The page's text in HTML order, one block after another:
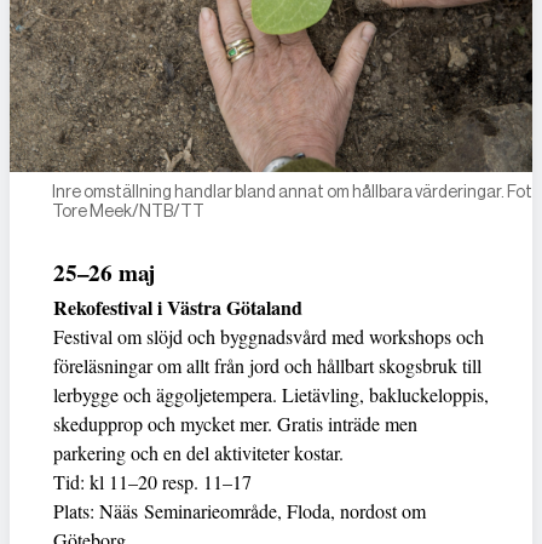
Inre omställning handlar bland annat om hållbara värderingar.
Tore Meek/NTB/TT
25–26 maj
Rekofestival i Västra Götaland
Festival om slöjd och byggnadsvård med workshops och
föreläsningar om allt från jord och hållbart skogsbruk till
lerbygge och äggoljetempera. Lietävling, bakluckeloppis,
skedupprop och mycket mer. Gratis inträde men
parkering och en del aktiviteter kostar.
Tid: kl 11–20 resp. 11–17
Plats: Nääs Seminarieområde, Floda, nordost om